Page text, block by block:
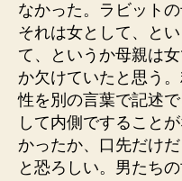
なかった。ラビット
それは女として、と
て、というか母親は
か欠けていたと思う
性を別の言葉で記述
して内側ですること
かったか、口先だけ
と恐ろしい。男たち